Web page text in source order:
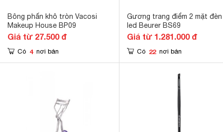
Bông phấn khô tròn Vacosi
Makeup House BP09
Giá từ 27.500 đ
Có 4 nơi bán
Gương trang điểm 2 mặt đèn
led Beurer BS69
Giá từ 1.281.000 đ
Có 22 nơi bán